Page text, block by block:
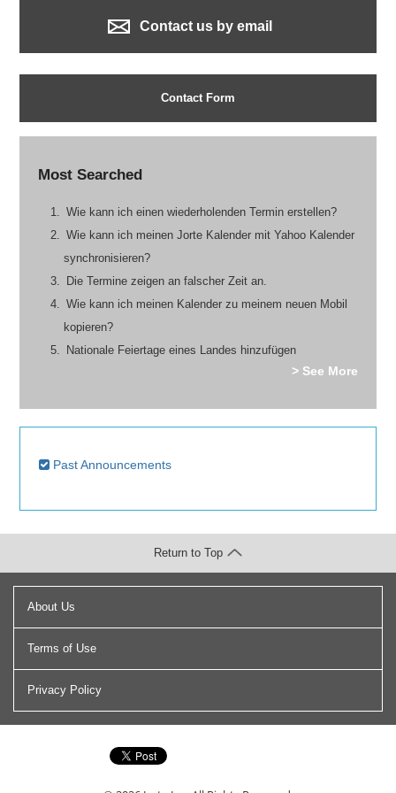
Contact us by email
Contact Form
Most Searched
Wie kann ich einen wiederholenden Termin erstellen?
Wie kann ich meinen Jorte Kalender mit Yahoo Kalender
synchronisieren?
Die Termine zeigen an falscher Zeit an.
Wie kann ich meinen Kalender zu meinem neuen Mobil
kopieren?
Nationale Feiertage eines Landes hinzufügen
> See More
Past Announcements
About Us
Terms of Use
Privacy Policy
Return to Top